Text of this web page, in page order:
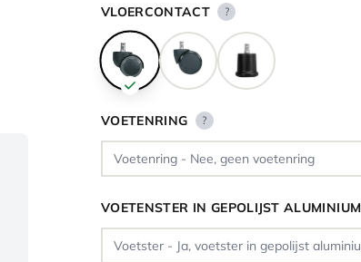
VLOERCONTACT ?
VOETENRING ?
VOETENSTER IN GEPOLIJST ALUMINIUM